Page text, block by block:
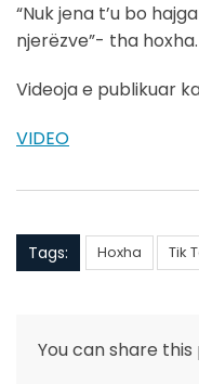
“Nuk jena t’u bo
njerëzve”- tha hoxha.
Videoja e publikuar
VIDEO
Tags: Hoxha Tik
You can share